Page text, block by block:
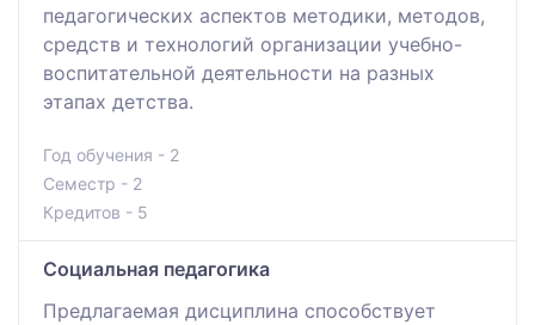
педагогических аспектов методики, методов,
средств и технологий организации учебно-
воспитательной деятельности на разных
этапах детства.
Год обучения - 2
Семестр - 2
Кредитов - 5
Социальная педагогика
Предлагаемая дисциплина способствует